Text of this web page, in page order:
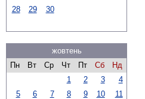
28
29 30
жовтень
Пн
Вт Ср Чт Пт Сб
Нд
1
2 3
4
5
6 7 8 9 10
11